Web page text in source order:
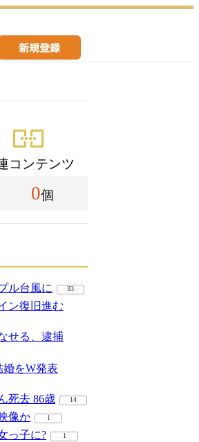
コンテンツ
0個
ル台風に 33
ン復旧進む
せる、逮捕
婚をW発表
死去 86歳 14
像か 1
っ子に? 1